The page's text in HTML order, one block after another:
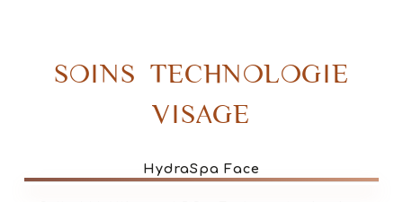
SOINS TECHNOLOGIE
VISAGE
HydraSpa Face